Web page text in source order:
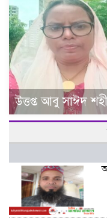
উত্তপ্ত আবু সাঈদ